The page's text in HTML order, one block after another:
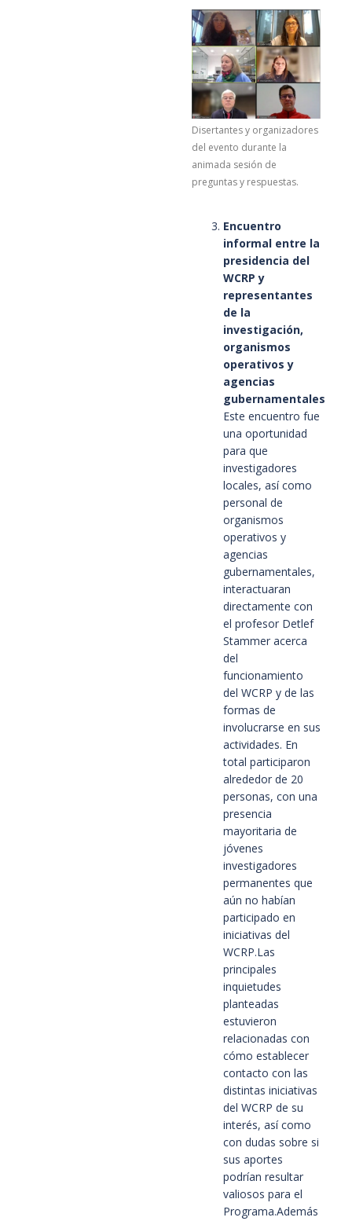
Disertantes y organizadores
del evento durante la
animada sesión de
preguntas y respuestas.
Encuentro
informal entre la
presidencia del
WCRP y
representantes
de la
investigación,
organismos
operativos y
agencias
gubernamentales
Este encuentro fue
una oportunidad
para que
investigadores
locales, así como
personal de
organismos
operativos y
agencias
gubernamentales,
interactuaran
directamente con
el profesor Detlef
Stammer acerca
del
funcionamiento
del WCRP y de las
formas de
involucrarse en sus
actividades. En
total participaron
alrededor de 20
personas, con una
presencia
mayoritaria de
jóvenes
investigadores
permanentes que
aún no habían
participado en
iniciativas del
WCRP.Las
principales
inquietudes
planteadas
estuvieron
relacionadas con
cómo establecer
contacto con las
distintas iniciativas
del WCRP de su
interés, así como
con dudas sobre si
sus aportes
podrían resultar
valiosos para el
Programa.Además